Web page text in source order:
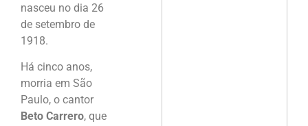
nasceu no dia 26
de setembro de
1918.
Há cinco anos,
morria em São
Paulo, o cantor
Beto Carrero, que